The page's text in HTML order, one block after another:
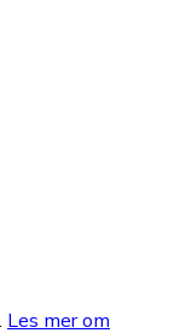
Les mer om